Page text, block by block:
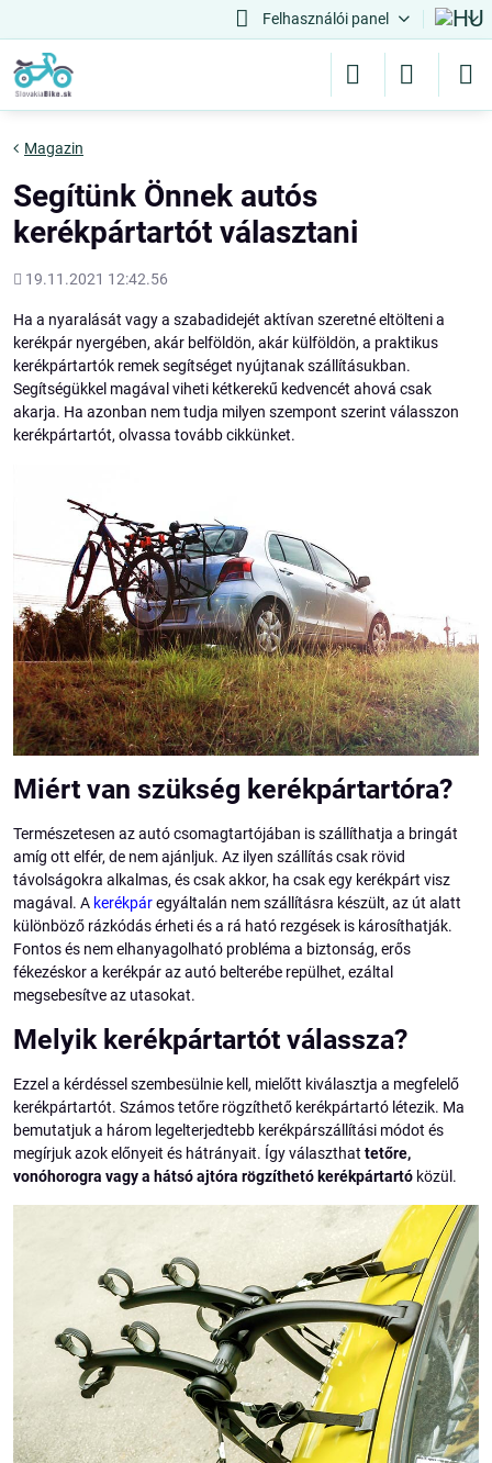
Felhasználói panel
Magazin
Segítünk Önnek autós
kerékpártartót választani
Hozááadott
19.11.2021 12:42.56
Ha a nyaralását vagy a szabadidejét aktívan szeretné eltölteni a
kerékpár nyergében, akár belföldön, akár külföldön, a praktikus
kerékpártartók remek segítséget nyújtanak szállításukban.
Segítségükkel magával viheti kétkerekű kedvencét ahová csak
akarja. Ha azonban nem tudja milyen szempont szerint válasszon
kerékpártartót, olvassa tovább cikkünket.
Miért van szükség kerékpártartóra?
Természetesen az autó csomagtartójában is szállíthatja a bringát
amíg ott elfér, de nem ajánljuk. Az ilyen szállítás csak rövid
távolságokra alkalmas, és csak akkor, ha csak egy kerékpárt visz
magával. A kerékpáregyáltalán nem szállításra készült, az út alatt
különböző rázkódás érheti és a rá ható rezgések is károsíthatják.
Fontos és nem elhanyagolható probléma a biztonság, erős
fékezéskor a kerékpár az autó belterébe repülhet, ezáltal
megsebesítve az utasokat.
Melyik kerékpártartót válassza?
Ezzel a kérdéssel szembesülnie kell, mielőtt kiválasztja a megfelelő
kerékpártartót. Számos tetőre rögzíthető kerékpártartó létezik. Ma
bemutatjuk a három legelterjedtebb kerékpárszállítási módot és
megírjuk azok előnyeit és hátrányait. Így választhat tetőre,
vonóhorogra vagy a hátsó ajtóra rögzíthetó kerékpártartó közül.